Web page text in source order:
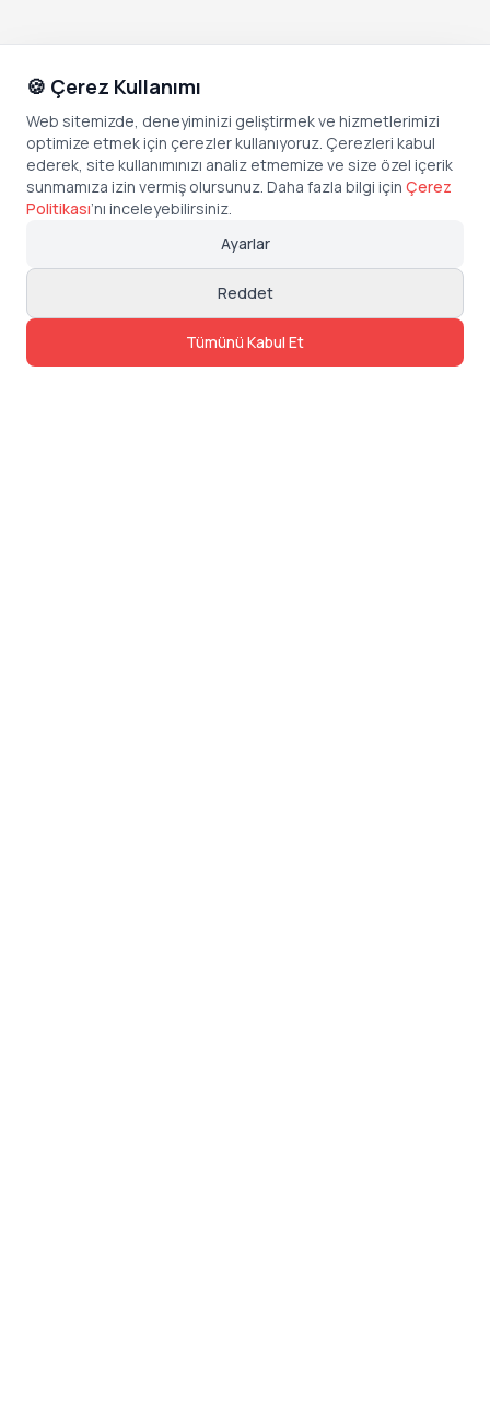
🍪 Çerez Kullanımı
Web sitemizde, deneyiminizi geliştirmek ve hizmetlerimizi
optimize etmek için çerezler kullanıyoruz. Çerezleri kabul
ederek, site kullanımınızı analiz etmemize ve size özel içerik
sunmamıza izin vermiş olursunuz. Daha fazla bilgi için Çerez
Politikası’nı inceleyebilirsiniz.
Ayarlar
Reddet
Tümünü Kabul Et